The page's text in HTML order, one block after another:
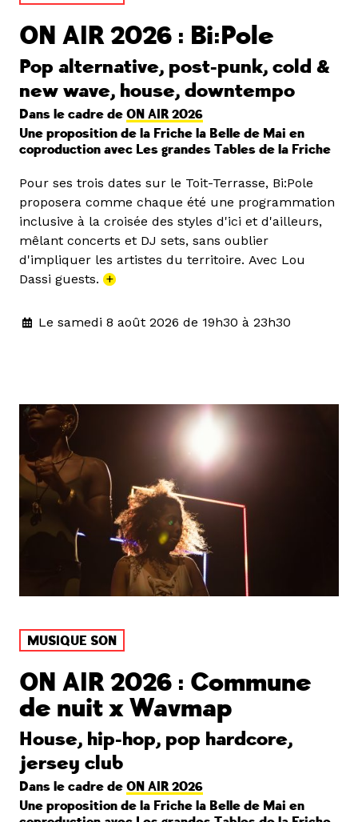
ON AIR 2026 : Bi:Pole
Pop alternative, post-punk, cold &
new wave, house, downtempo
Dans le cadre de ON AIR 2026
Une proposition de la Friche la Belle de Mai en
coproduction avec Les grandes Tables de la Friche
Pour ses trois dates sur le Toit-Terrasse, Bi:Pole
proposera comme chaque été une programmation
inclusive à la croisée des styles d'ici et d'ailleurs,
mêlant concerts et DJ sets, sans oublier
d'impliquer les artistes du territoire. Avec Lou
Dassi guests. +
Le samedi 8 août 2026 de 19h30 à 23h30
MUSIQUE SON
ON AIR 2026 : Commune
de nuit x Wavmap
House, hip-hop, pop hardcore,
jersey club
Dans le cadre de ON AIR 2026
Une proposition de la Friche la Belle de Mai en